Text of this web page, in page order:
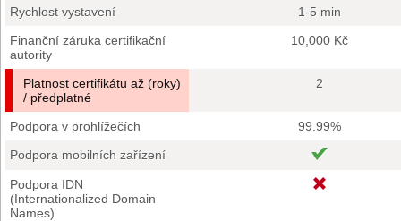
Rychlost vystavení
1-5 min
Finanční záruka certifikační
autority
10,000 Kč
Platnost certifikátu až (roky)
/ předplatné
2
Podpora v prohlížečích
99.99%
Podpora mobilních zařízení
Podpora IDN
(Internationalized Domain
Names)